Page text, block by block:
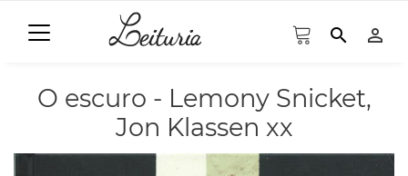
search person_outline
O escuro - Lemony Snicket,
Jon Klassen xx